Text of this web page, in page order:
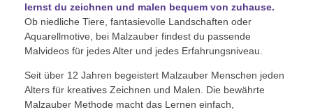
Live Online Erwachsene
lernst du zeichnen und malen bequem von zuhause.
Ob niedliche Tiere, fantasievolle Landschaften oder
Aquarellmotive, bei Malzauber findest du passende
Malvideos für jedes Alter und jedes Erfahrungsniveau.
Seit über 12 Jahren begeistert Malzauber Menschen jeden
Alters für kreatives Zeichnen und Malen. Die bewährte
Malzauber Methode macht das Lernen einfach,